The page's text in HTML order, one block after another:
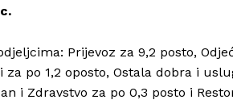
Prijevoz za 9,2 posto,
po 1,2 oposto, Ostala dobra i
i Zdravstvo za po 0,3 posto i